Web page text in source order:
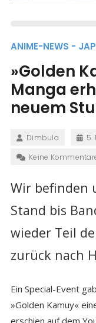
ANIME-NEWS -
»Golden
Manga
neuem
Dimbula
5.
Keine
Wir befinden
Stand bis
wieder Teil
zurück nach
Ein Special-Event
»Golden Kamuy«